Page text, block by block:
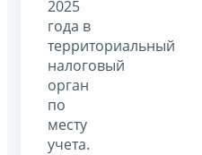
2025
года в
территориальный
налоговый
орган
по
месту
учета.